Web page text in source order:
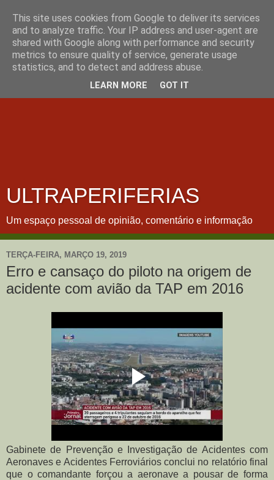
ULTRAPERIFERIAS
Um espaço pessoal de opinião, comentário e informação
TERÇA-FEIRA, MARÇO 19, 2019
Erro e cansaço do piloto na origem de
acidente com avião da TAP em 2016
Gabinete de Prevenção e Investigação de Acidentes com
Aeronaves e Acidentes Ferroviários conclui no relatório final
que o comandante forçou a aeronave a pousar de forma
This site uses cookies from Google to deliver its services
and to analyze traffic. Your IP address and user-agent are
shared with Google along with performance and security
metrics to ensure quality of service, generate usage
statistics, and to detect and address abuse.
LEARN MORE GOT IT